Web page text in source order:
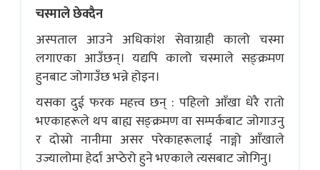
चस्माले छेक्दैन
अस्पताल आउने अधिकांश सेवाग्राही कालो चस्मा
लगाएका आउँछन्। यद्यपि कालो चस्माले सङ्क्रमण
हुनबाट जोगाउँछ भन्ने होइन।
यसका दुई फरक महत्त्व छन् : पहिलो आँखा धेरै रातो
भएकाहरूले थप बाह्य सङ्क्रमण वा सम्पर्कबाट जोगाउनु
र दोस्रो नानीमा असर परेकाहरूलाई नाङ्गो आँखाले
उज्यालोमा हेर्दा अप्ठेरो हुने भएकाले त्यसबाट जोगिनु।